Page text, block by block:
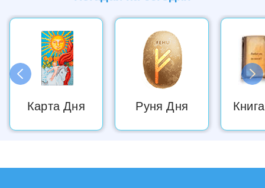
Карта Дня Руня Дня